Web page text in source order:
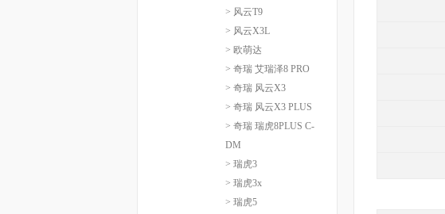
> 风云T9
> 风云X3L
> 欧萌达
> 奇瑞 艾瑞泽8 PRO
> 奇瑞 风云X3
> 奇瑞 风云X3 PLUS
> 奇瑞 瑞虎8PLUS C-
DM
> 瑞虎3
> 瑞虎3x
> 瑞虎5